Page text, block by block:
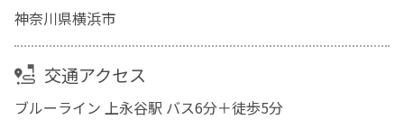
神奈川県横浜市
交通アクセス
ブルーライン 上永谷駅 バス6分＋徒歩5分